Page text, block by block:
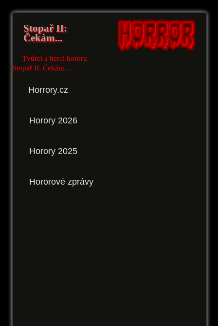
Stopař II:
Čekám...
Tvůrci a herci hororu
Stopař II: Čekám....
Horrory.cz
Horory 2026
Horory 2025
Hororové zprávy